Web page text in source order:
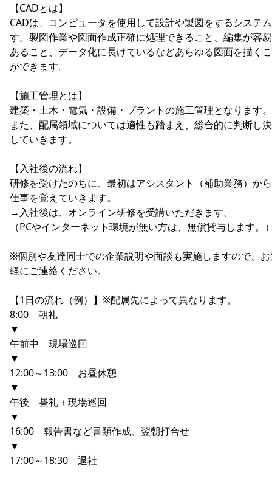
【CADとは】
CADは、コンピュータを使用して設計や製図をするシステ
す。製図作業や図面作成正確に処理できること、編集が容
あること、データ化に長けているなどあらゆる図面を描く
ができます。
【施工管理とは】
建築・土木・電気・設備・プラントの施工管理となります。
また、配属領域については適性も踏まえ、総合的に判断し
していきます。
【入社後の流れ】
研修を受けたのちに、最初はアシスタント（補助業務）か
仕事を覚えていきます。
→入社後は、オンライン研修を受講いただきます。
（PCやインターネット環境が無い方は、無償貸与します。
※個別や友達同士での企業説明や面談も実施しますので、
軽にご連絡ください。
【1日の流れ（例）】※配属先によって異なります。
8:00 朝礼
▼
午前中 現場巡回
▼
12:00～13:00 お昼休憩
▼
午後 昼礼＋現場巡回
▼
16:00 報告書など書類作成、翌朝打合せ
▼
17:00～18:30 退社